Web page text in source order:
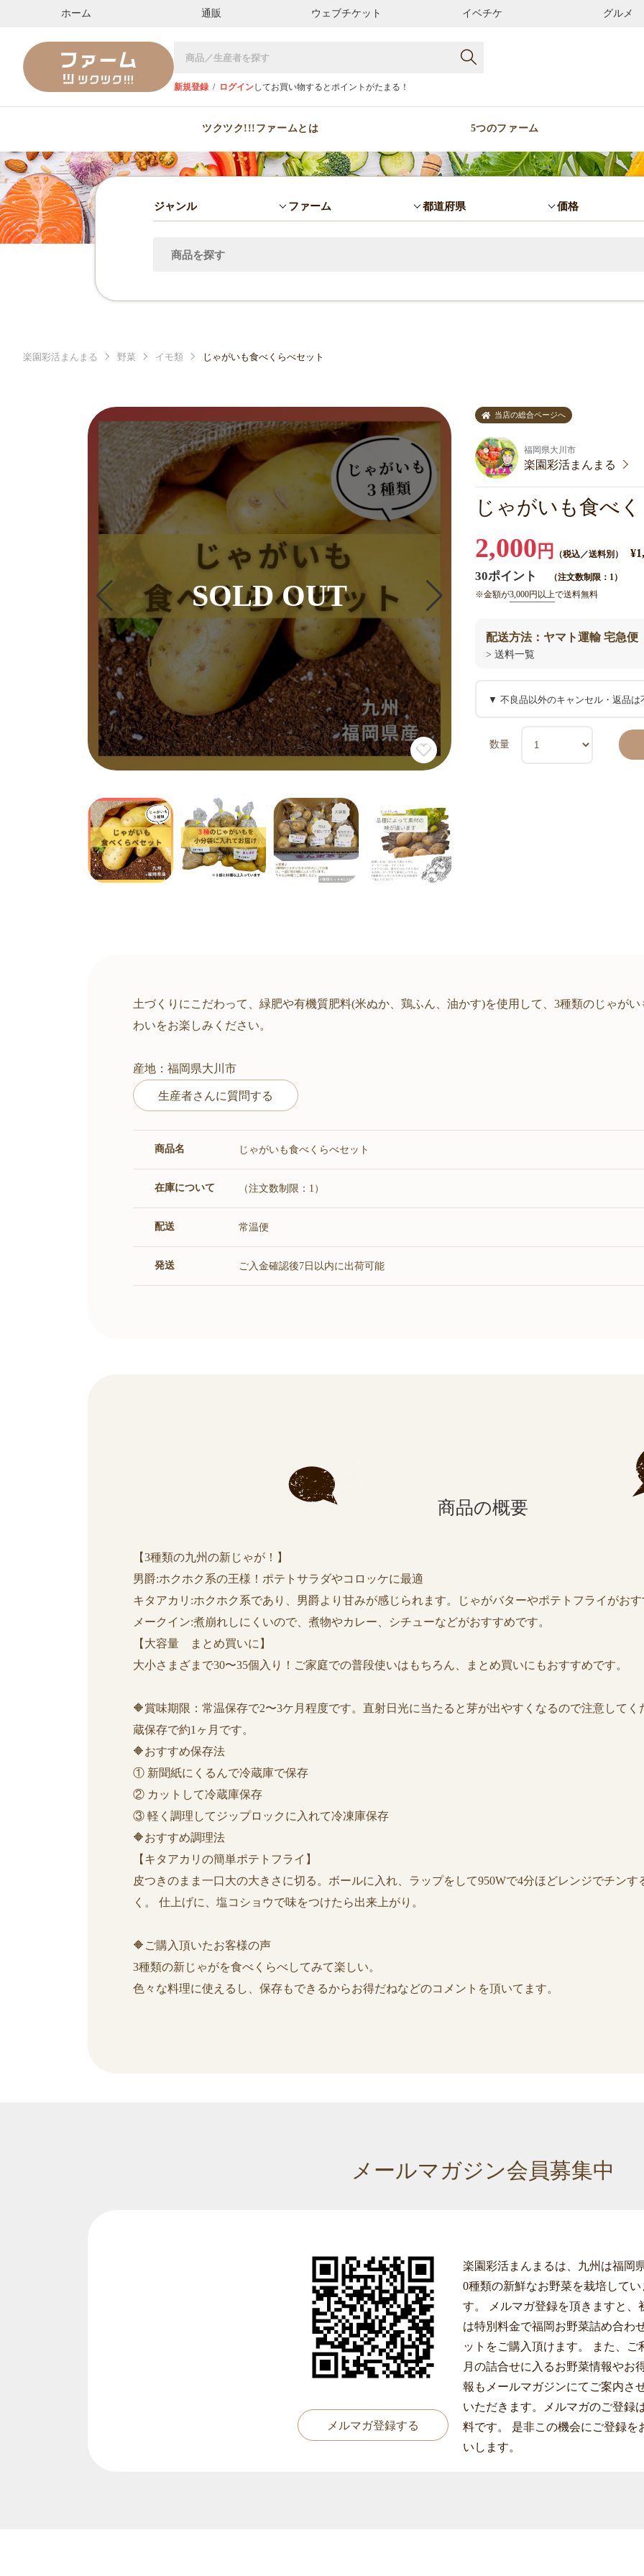
ホーム 通販 ウェブチケット イベチケ グルメ
新規登録 / ログインしてお買い物するとポイントがたまる！
ツクツク!!!ファームとは 5つのファーム
ジャンル ファーム 都道府県 価格
楽園彩活まんまる 野菜 イモ類 じゃがいも食べくらべセット
当店の総合ページへ
福岡県大川市
楽園彩活まんまる
じゃがいも食べ
2,000 円 （税込／送料別）
30ポイント
（注文数制限：1）
※金額が3,000円以上で送料無料
配送方法：ヤマト運輸 宅急便
> 送料一覧
数量
土づくりにこだわって、緑肥や有機質肥料(米ぬか、鶏ふん、油かす)を使用して、3種類のじゃが
わいをお楽しみください。
産地：福岡県大川市
生産者さんに質問する
商品名 じゃがいも食べくらべセット
在庫について （注文数制限：1）
配送 常温便
発送 ご入金確認後7日以内に出荷可能
商品の概要
【3種類の九州の新じゃが！】
男爵:ホクホク系の王様！ポテトサラダやコロッケに最適
キタアカリ:ホクホク系であり、男爵より甘みが感じられます。じゃがバターやポテトフライがお
メークイン:煮崩れしにくいので、煮物やカレー、シチューなどがおすすめです。
【大容量 まとめ買いに】
大小さまざまで30〜35個入り！ご家庭での普段使いはもちろん、まとめ買いにもおすすめです。
🔶賞味期限：常温保存で2〜3ケ月程度です。直射日光に当たると芽が出やすくなるので注意して
蔵保存で約1ヶ月です。
🔶おすすめ保存法
① 新聞紙にくるんで冷蔵庫で保存
② カットして冷蔵庫保存
③ 軽く調理してジップロックに入れて冷凍庫保存
🔶おすすめ調理法
【キタアカリの簡単ポテトフライ】
皮つきのまま一口大の大きさに切る。ボールに入れ、ラップをして950Wで4分ほどレンジでチン
く。 仕上げに、塩コショウで味をつけたら出来上がり。
🔶ご購入頂いたお客様の声
3種類の新じゃがを食べくらべしてみて楽しい。
色々な料理に使えるし、保存もできるからお得だねなどのコメントを頂いてます。
メールマガジン会員募集中
メルマガ登録する
楽園彩活まんまるは、九州は福岡
0種類の新鮮なお野菜を栽培してい
す。 メルマガ登録を頂きますと、
は特別料金で福岡お野菜詰め合わ
ットをご購入頂けます。 また、ご
月の詰合せに入るお野菜情報やお
報もメールマガジンにてご案内さ
いただきます。メルマガのご登録
料です。 是非この機会にご登録を
いします。